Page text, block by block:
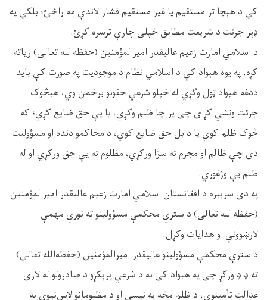
کې د هېچا تر مستقیم یا غیر مستقیم فشار لاندې مه راځئ؛ بلکې په
ډېر جرئت د شریعت مطابق خپلې چارې ترسره کړئ.
د اسلامي امارت زعیم عالیقدر امیرالمؤمنین (حفظه‌الله تعالی) زیاته
کړه، په یوه هېواد کې د اسلامي نظام د موجودیت په صورت کې باید
ددغه هېواد ټول وګړي له خپلو شرعي حقونو برخمن وي، هېڅوک
جرئت ونشي کړای چې پر چا ظلم وکړي، یا یې حق ضایع کړي؛ که
څوک ظلم کوي یا د بل حق ضایع کوي، د محاکمو دنده او مسؤولیت
دی چې ظالم او مجرم ته سزا ورکړي، مظلوم ته یې حق ورکړي او له
ظلم یې وژغوري.
په دې سربېره د افغانستان اسلامي امارت زعیم عالیقدر امیرالمؤمنین
(حفظه‌الله تعالی) د سترې محکمې مسؤولینو ته نورې مهمې
لارښوونې او هدایات وکړل.
د سترې محکمې مسؤولینو عالیقدر امیرالمؤمنین (حفظه‌الله تعالی)
ته ډاډ ورکړ چې په هېواد کې به د شرعي پرېکړو د صادرولو له لارې
عدالت تأمینوي، د ظلم مخه به نیسي او د مظلومانو لاس‌نیوی به